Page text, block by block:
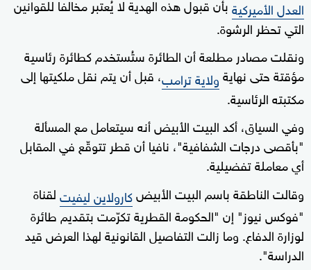
العدل الأميركيةبأن قبول هذه الهدية لا يُعتبر مخالفا للقوانين
التي تحظر الرشوة.
ونقلت مصادر مطلعة أن الطائرة ستُستخدم كطائرة رئاسية
مؤقتة حتى نهايةولاية ترامب، قبل أن يتم نقل ملكيتها إلى
مكتبته الرئاسية.
وفي السياق، أكد البيت الأبيض أنه سيتعامل مع المسألة
"بأقصى درجات الشفافية"، نافيا أن قطر تتوقّع في المقابل
أي معاملة تفضيلية.
وقالت الناطقة باسم البيت الأبيضكارولاين ليفيتلقناة
"فوكس نيوز" إن "الحكومة القطرية تكرّمت بتقديم طائرة
لوزارة الدفاع. وما زالت التفاصيل القانونية لهذا العرض قيد
الدراسة".